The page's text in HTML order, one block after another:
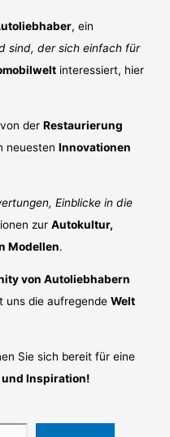
, ein
sind, der sich einfach für
interessiert, hier
derRestaurierung
neuestenInnovationen
Einblicke in die
zurAutokultur,
Modellen.
von Autoliebhabern
uns die aufregendeWelt
Sie sich bereit für eine
Inspiration!